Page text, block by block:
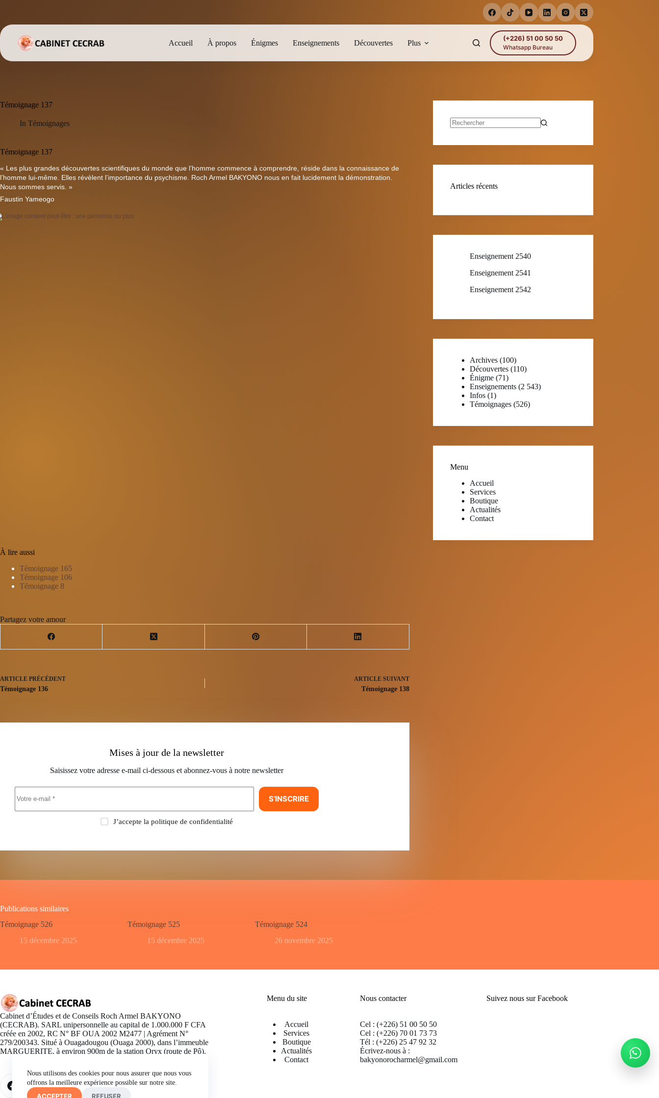
Nous utilisons des cookies pour nous assurer que nous vous
offrons la meilleure expérience possible sur notre site.
ACCEPTER REFUSER
Accueil À propos Énigmes Enseignements Découvertes Plus
(+226) 51 00 50 50
Whatsapp Bureau
Témoignage 137
In Témoignages
Témoignage 137
« Les plus grandes découvertes scientifiques du monde que l’homme commence à comprendre, réside dans la connaissance de
l’homme lui-même. Elles révèlent l’importance du psychisme. Roch Armel BAKYONO nous en fait lucidement la démonstration.
Nous sommes servis. »
Faustin Yameogo
À lire aussi
Témoignage 165
Témoignage 106
Témoignage 8
Partagez votre amour
ARTICLE PRÉCÉDENT
Témoignage 136
ARTICLESUIVANT
Témoignage 138
Mises à jour de la newsletter
Saisissez votre adresse e-mail ci-dessous et abonnez-vous à notre newsletter
S’INSCRIRE
J’accepte la politique de confidentialité
Articles récents
Enseignement 2540
Enseignement 2541
Enseignement 2542
Archives (100)
Découvertes (110)
Énigme (71)
Enseignements (2 543)
Infos (1)
Témoignages (526)
Menu
Accueil
Services
Boutique
Actualités
Contact
Publications similaires
Témoignage 526
15 décembre 2025
Témoignage 525
15 décembre 2025
Témoignage 524
26 novembre 2025
Cabinet d’Études et de Conseils Roch Armel BAKYONO
(CECRAB). SARL unipersonnelle au capital de 1.000.000 F CFA
créée en 2002, RC N° BF OUA 2002 M2477 | Agrément N°
279/200343. Situé à Ouagadougou (Ouaga 2000), dans l’immeuble
MARGUERITE, à environ 900m de la station Oryx (route de Pô).
Menu du site
Accueil
Services
Boutique
Actualités
Contact
Nous contacter
Cel : (+226) 51 00 50 50
Cel : (+226) 70 01 73 73
Tél : (+226) 25 47 92 32
Écrivez-nous à :
bakyonorocharmel@gmail.com
Suivez nous sur Facebook